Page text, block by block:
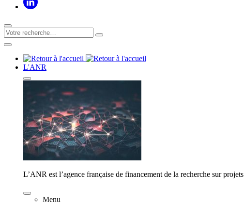
L'ANR
L’ANR est l’agence française de financement de la recherche sur projets
Menu